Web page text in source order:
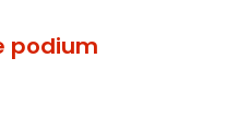
podium